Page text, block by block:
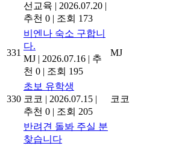
선교육 | 2026.07.20 |
추천 0 | 조회 173
331
비엔나 숙소 구합니
다.
MJ | 2026.07.16 | 추
천 0 | 조회 195
MJ
330
초보 유학생
코코 | 2026.07.15 |
추천 0 | 조회 205
코코
반려견 돌봐 주실 분
찾습니다